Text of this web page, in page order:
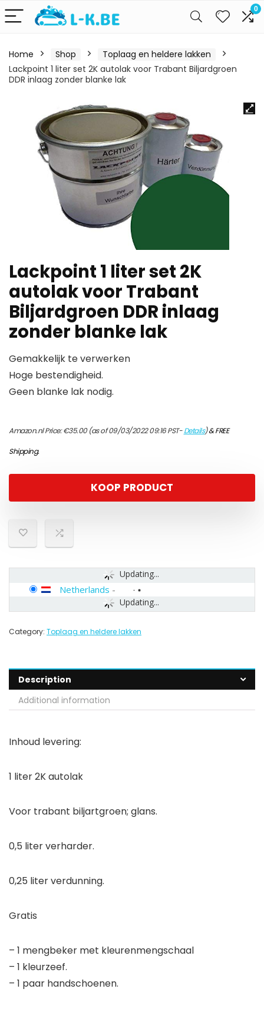
0
Home Shop
Toplaag en heldere lakken
Lackpoint 1 liter set 2K autolak voor Trabant Biljardgroen
DDR inlaag zonder blanke lak
Lackpoint 1 liter set 2K
autolak voor Trabant
Biljardgroen DDR inlaag
zonder blanke lak
Gemakkelijk te verwerken
Hoge bestendigheid.
Geen blanke lak nodig.
Amazon.nl Price:€35.00(as of 09/03/2022 09:16 PST-Details)&FREE
Shipping.
KOOP PRODUCT
Updating...
Updating...
Netherlands -
Category: Toplaag en heldere lakken
Description
Additional information
Inhoud levering:
1 liter 2K autolak
Voor trabant biljartgroen; glans.
0,5 liter verharder.
0,25 liter verdunning.
Gratis
– 1 mengbeker met kleurenmengschaal
– 1 kleurzeef.
– 1 paar handschoenen.